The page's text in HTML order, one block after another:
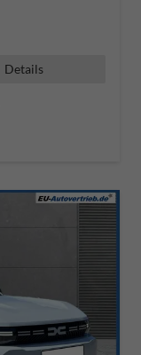
Details